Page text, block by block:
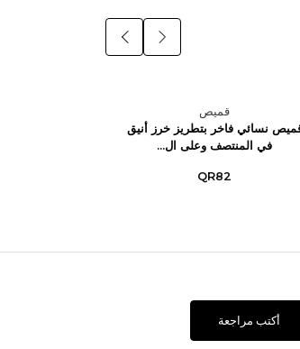
قميص
نسائي فاخر بتطريز خرز أنيق
في المنتصف وعلى ال...
QR82
أكتب مراجعة